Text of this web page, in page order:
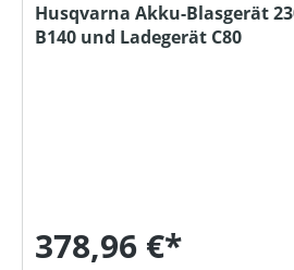
Husqvarna Akku-Blasgerät
B140 und Ladegerät C80
378,96 €*